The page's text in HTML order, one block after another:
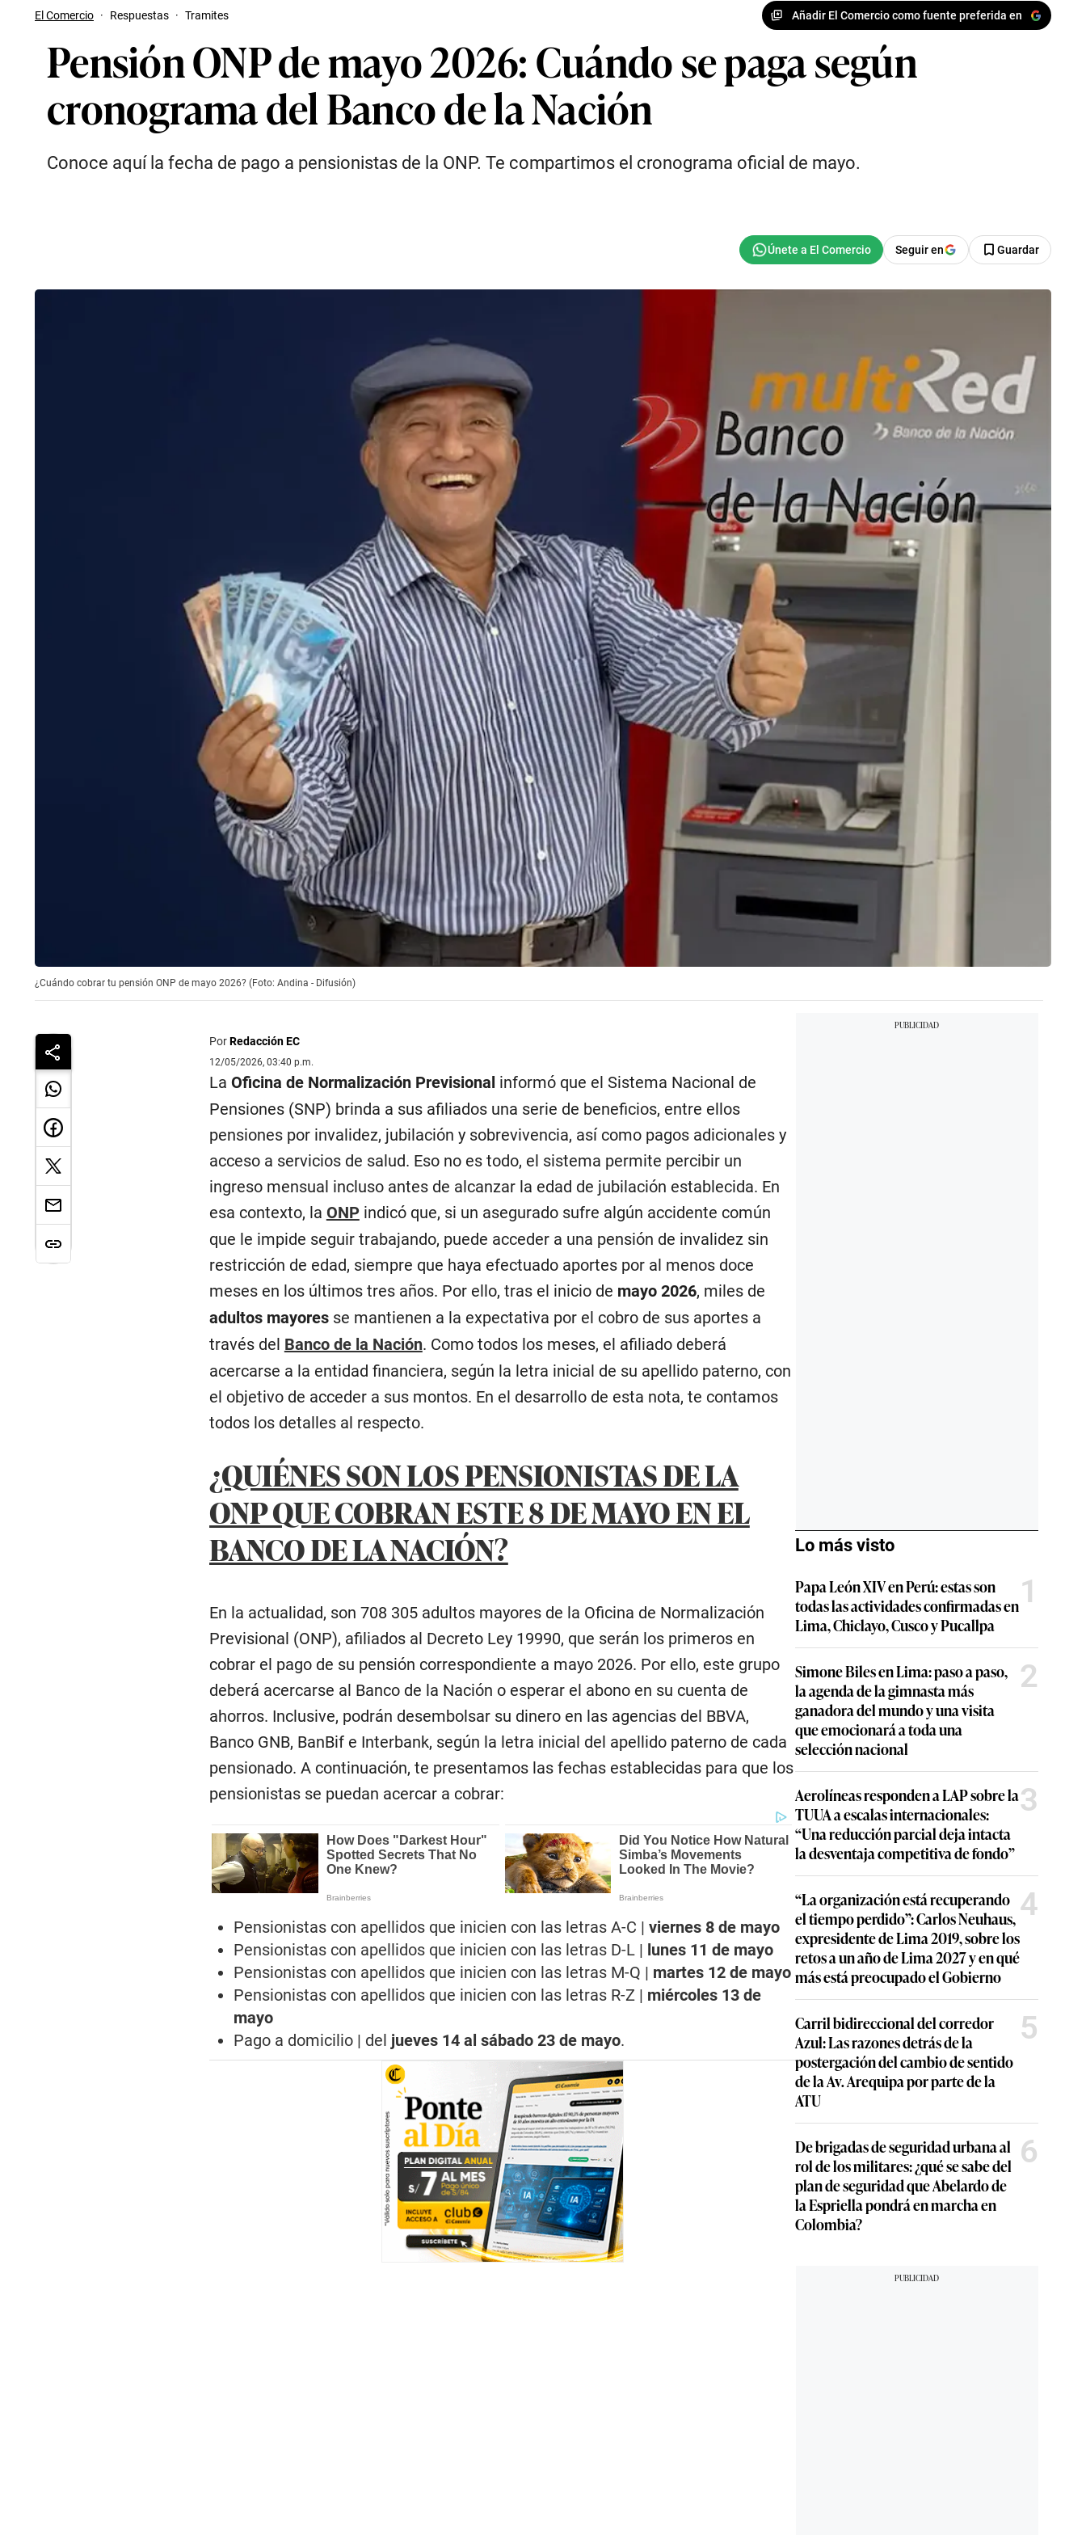
El Comercio · Respuestas · Tramites Añadir El Comercio como fuente preferida en
Pensión ONP de mayo 2026: Cuándo se paga según
cronograma del Banco de la Nación
Conoce aquí la fecha de pago a pensionistas de la ONP. Te compartimos el cronograma oficial de mayo.
Seguir en Guardar
¿Cuándo cobrar tu pensión ONP de mayo 2026? (Foto: Andina - Difusión)
PorRedacción EC
12/05/2026, 03:40 p.m.
La Oficina de Normalización Previsional informó que el Sistema Nacional de
Pensiones (SNP) brinda a sus afiliados una serie de beneficios, entre ellos
pensiones por invalidez, jubilación y sobrevivencia, así como pagos adicionales y
acceso a servicios de salud. Eso no es todo, el sistema permite percibir un
ingreso mensual incluso antes de alcanzar la edad de jubilación establecida. En
esa contexto, la ONPindicó que, si un asegurado sufre algún accidente común
que le impide seguir trabajando, puede acceder a una pensión de invalidez sin
restricción de edad, siempre que haya efectuado aportes por al menos doce
meses en los últimos tres años. Por ello, tras el inicio de mayo 2026, miles de
adultos mayoresse mantienen a la expectativa por el cobro de sus aportes a
través del Banco de la Nación. Como todos los meses, el afiliado deberá
acercarse a la entidad financiera, según la letra inicial de su apellido paterno, con
el objetivo de acceder a sus montos. En el desarrollo de esta nota, te contamos
todos los detalles al respecto.
¿QUIÉNES SON LOS PENSIONISTAS DE LA
ONP QUE COBRAN ESTE 8 DE MAYO EN EL
BANCO DE LA NACIÓN?
En la actualidad, son 708 305 adultos mayores de la Oficina de Normalización
Previsional (ONP), afiliados al Decreto Ley 19990, que serán los primeros en
cobrar el pago de su pensión correspondiente a mayo 2026. Por ello, este grupo
deberá acercarse al Banco de la Nación o esperar el abono en su cuenta de
ahorros. Inclusive, podrán desembolsar su dinero en las agencias del BBVA,
Banco GNB, BanBif e Interbank, según la letra inicial del apellido paterno de cada
pensionado. A continuación, te presentamos las fechas establecidas para que los
pensionistas se puedan acercar a cobrar:
Pensionistas con apellidos que inicien con las letras A-C | viernes 8 de mayo
Pensionistas con apellidos que inicien con las letras D-L | lunes 11 de mayo
Pensionistas con apellidos que inicien con las letras M-Q | martes 12 de mayo
Pensionistas con apellidos que inicien con las letras R-Z | miércoles 13 de
mayo
Pago a domicilio | del jueves 14 al sábado 23 de mayo.
Lo más visto
Papa León XIV en Perú: estas son
todas las actividades confirmadas en
Lima, Chiclayo, Cusco y Pucallpa
1
Simone Biles en Lima: paso a paso,
la agenda de la gimnasta más
ganadora del mundo y una visita
que emocionará a toda una
selección nacional
2
Aerolíneas responden a LAP sobre la
TUUA a escalas internacionales:
“Una reducción parcial deja intacta
la desventaja competitiva de fondo”
3
“La organización está recuperando
el tiempo perdido”: Carlos Neuhaus,
expresidente de Lima 2019, sobre los
retos a un año de Lima 2027 y en qué
más está preocupado el Gobierno
4
Carril bidireccional del corredor
Azul: Las razones detrás de la
postergación del cambio de sentido
de la Av. Arequipa por parte de la
ATU
5
De brigadas de seguridad urbana al
rol de los militares: ¿qué se sabe del
plan de seguridad que Abelardo de
la Espriella pondrá en marcha en
Colombia?
6